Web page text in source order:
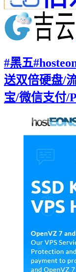
#黑五
送双倍硬盘/
宝/微信支付/